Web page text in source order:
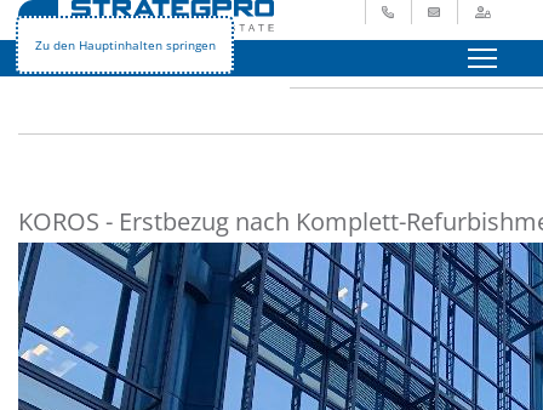
Zu den Hauptinhalten springen
+49 621 729 265 - 0Login
STRATEGPRO Immobilienangebote Gewerbeimmobilien
KOROS - Erstbezug nach Komplett-